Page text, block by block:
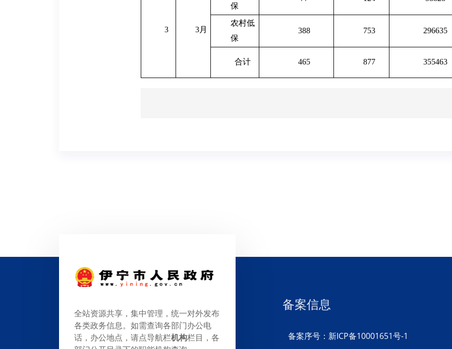
3 3月
保
农村低
保
388 753 296635
合计 465 877 355463
全站资源共享，集中管理，统一对外发布
各类政务信息。如需查询各部门办公电
话，办公地点，请点导航栏机构栏目，各
备案信息
备案序号：新ICP备10001651号-1